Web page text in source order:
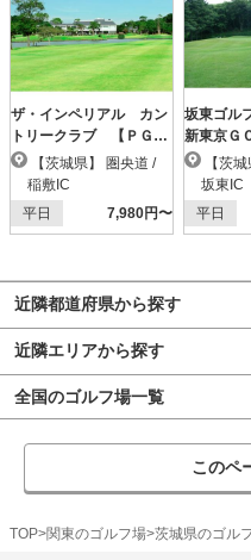
ザ・インペリアル カン
トリークラブ 【ＰＧ
Ｍ】
稲敷IC
平日
7,980円〜
坂東ゴル
新東京Ｇ
坂東IC
平日
近隣都道府県から探す
近隣エリアから探す
全国のゴルフ場一覧
このペ
TOP 関東のゴルフ場 茨城県のゴル